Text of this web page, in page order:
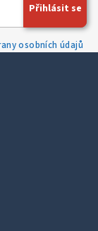
osobních údajů
Přihlásit se